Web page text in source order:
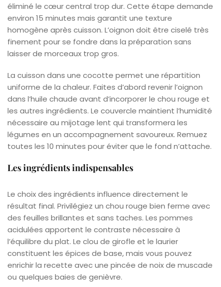
éliminé le cœur central trop dur. Cette étape demande
environ 15 minutes mais garantit une texture
homogène après cuisson. L’oignon doit être ciselé très
finement pour se fondre dans la préparation sans
laisser de morceaux trop gros.
La cuisson dans une cocotte permet une répartition
uniforme de la chaleur. Faites d’abord revenir l’oignon
dans l’huile chaude avant d’incorporer le chou rouge et
les autres ingrédients. Le couvercle maintient l’humidité
nécessaire au mijotage lent qui transformera les
légumes en un accompagnement savoureux. Remuez
toutes les 10 minutes pour éviter que le fond n’attache.
Les ingrédients indispensables
Le choix des ingrédients influence directement le
résultat final. Privilégiez un chou rouge bien ferme avec
des feuilles brillantes et sans taches. Les pommes
acidulées apportent le contraste nécessaire à
l’équilibre du plat. Le clou de girofle et le laurier
constituent les épices de base, mais vous pouvez
enrichir la recette avec une pincée de noix de muscade
ou quelques baies de genièvre.